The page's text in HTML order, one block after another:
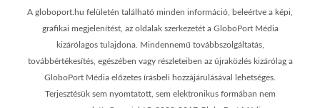
A globoport.hu felületén található minden információ, beleértve a képi,
grafikai megjelenítést, az oldalak szerkezetét a GloboPort Média
kizárólagos tulajdona. Mindennemű továbbszolgáltatás,
továbbértékesítés, egészében vagy részleteiben az újraközlés kizárólag a
GloboPort Média előzetes írásbeli hozzájárulásával lehetséges.
Terjesztésük sem nyomtatott, sem elektronikus formában nem